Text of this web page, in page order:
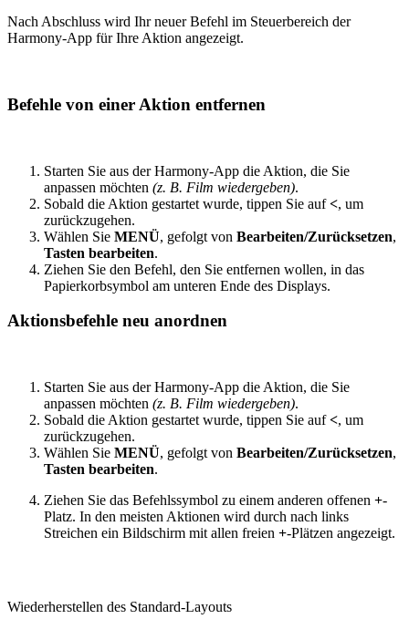
Nach Abschluss wird Ihr neuer Befehl im Steuerbereich der
Harmony-App für Ihre Aktion angezeigt.
Befehle von einer Aktion entfernen
Starten Sie aus der Harmony-App die Aktion, die Sie
anpassen möchten (z. B. Film wiedergeben).
Sobald die Aktion gestartet wurde, tippen Sie auf<, um
zurückzugehen.
Wählen Sie MENÜ, gefolgt von Bearbeiten/Zurücksetzen,
Tasten bearbeiten.
Ziehen Sie den Befehl, den Sie entfernen wollen, in das
Papierkorbsymbol am unteren Ende des Displays.
Aktionsbefehle neu anordnen
Starten Sie aus der Harmony-App die Aktion, die Sie
anpassen möchten (z. B. Film wiedergeben).
Sobald die Aktion gestartet wurde, tippen Sie auf<, um
zurückzugehen.
Wählen Sie MENÜ, gefolgt von Bearbeiten/Zurücksetzen,
Tasten bearbeiten.
Ziehen Sie das Befehlssymbol zu einem anderen offenen +-
Platz. In den meisten Aktionen wird durch nach links
Streichen ein Bildschirm mit allen freien +-Plätzen angezeigt.
Wiederherstellen des Standard-Layouts